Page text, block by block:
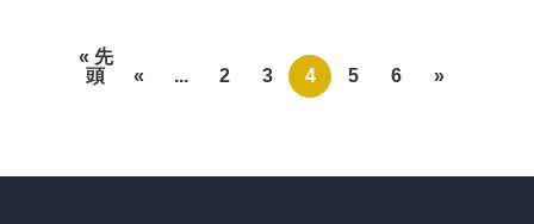
« 先
頭
« ... 2 3 4 5 6 »